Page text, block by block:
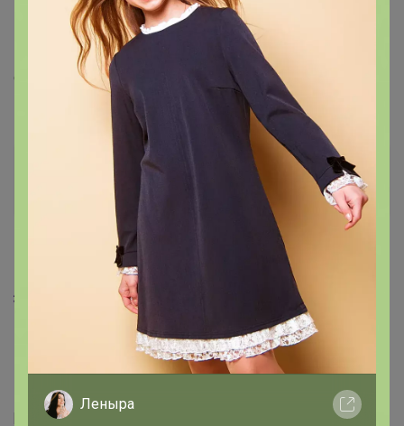
14 января, 2021 13:31
Брюнетка, добрый день! В каталоге с обувью, где - то
стоит орг %, а где - то нет, так и есть? И примерить
можно по предварительному уведомлению?
Брюнетка
Организатор СП
18 января, 2021 10:05
ЭЛИЯ
, в пристрое орг% нет, ошибки поправили.
Примерки с пн по пт с 9-17 в офисе Баумана 20в, каб
[https://24-ok.ru/purchase/777758/catalog]
Леныра